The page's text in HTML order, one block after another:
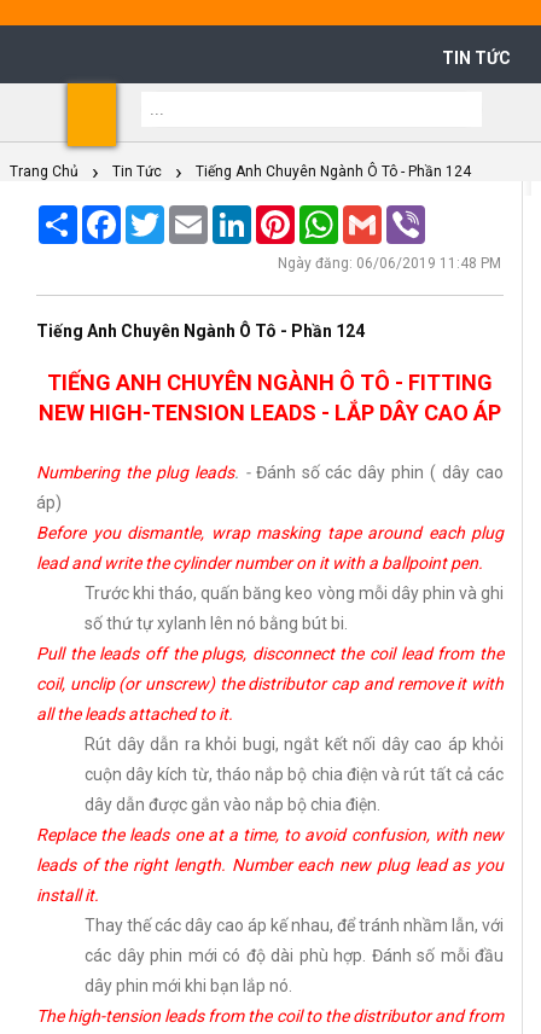
TIN TỨC
Trang Chủ Tin Tức Tiếng Anh Chuyên Ngành Ô Tô - Phần 124
Share Facebook
TwitterEmail LinkedInPinterestWhatsApp
Gmail
Ngày đăng: 06/06/2019 11:48 PM
Tiếng Anh Chuyên Ngành Ô Tô - Phần 124
TIẾNG ANH CHUYÊN NGÀNH Ô TÔ - FITTING
NEW HIGH-TENSION LEADS - LẮP DÂY CAO ÁP
Numbering the plug leads. -Đánh số các dây phin ( dây cao
áp)
Before you dismantle, wrap masking tape around each plug
lead and write the cylinder number on it with a ballpoint pen.
Trước khi tháo, quấn băng keo vòng mỗi dây phin và ghi
số thứ tự xylanh lên nó bằng bút bi.
Pull the leads off the plugs, disconnect the coil lead from the
coil, unclip (or unscrew) the distributor cap and remove it with
all the leads attached to it.
Rút dây dẫn ra khỏi bugi, ngắt kết nối dây cao áp khỏi
cuộn dây kích từ, tháo nắp bộ chia điện và rút tất cả các
dây dẫn được gắn vào nắp bộ chia điện.
Replace the leads one at a time, to avoid confusion, with new
leads of the right length. Number each new plug lead as you
install it.
Thay thế các dây cao áp kế nhau, để tránh nhầm lẫn, với
các dây phin mới có độ dài phù hợp. Đánh số mỗi đầu
dây phin mới khi bạn lắp nó.
The high-tension leads from the coil to the distributor and from